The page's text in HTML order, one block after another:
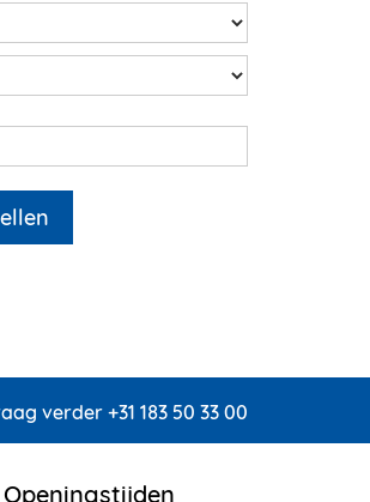
verder +31 183 50 33 00
Openingstijden